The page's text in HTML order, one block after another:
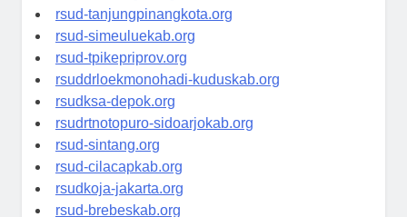
rsud-kotabogor.org
rsud-tanjungpinangkota.org
rsud-simeuluekab.org
rsud-tpikepriprov.org
rsuddrloekmonohadi-kuduskab.org
rsudksa-depok.org
rsudrtnotopuro-sidoarjokab.org
rsud-sintang.org
rsud-cilacapkab.org
rsudkoja-jakarta.org